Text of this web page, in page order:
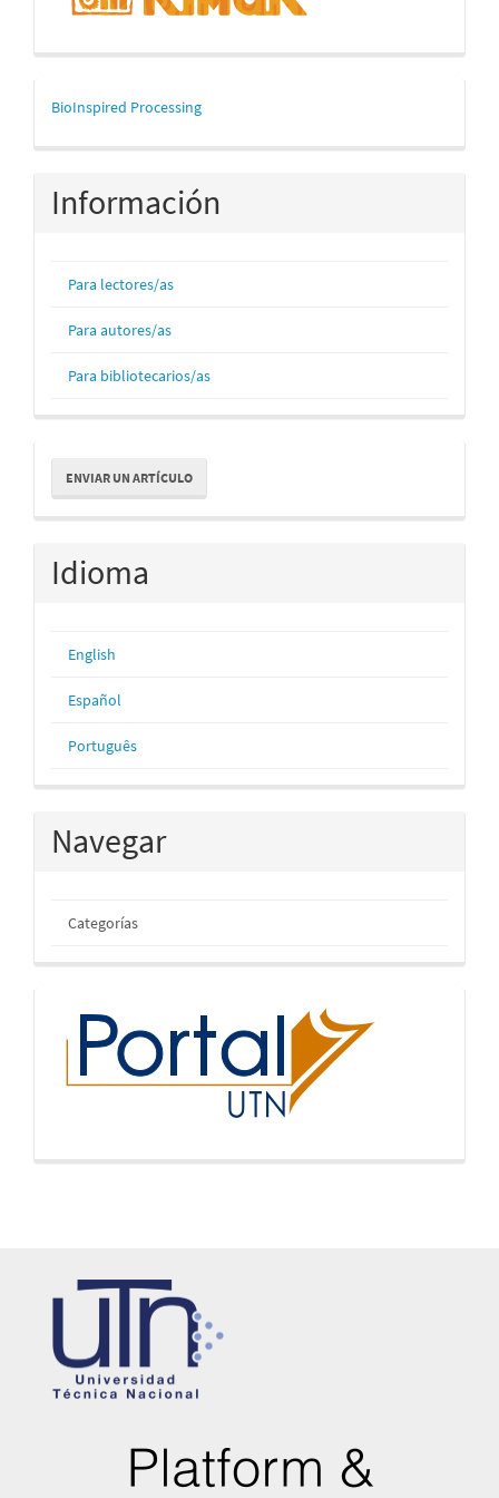
mascerca
BioInspired Processing
Información
Para lectores/as
Para autores/as
Para bibliotecarios/as
Enviar
un
artículo
ENVIAR UN ARTÍCULO
Idioma
English
Español
Português
Navegar
Categorías
inicio